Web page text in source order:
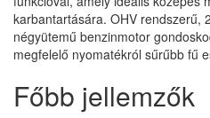
karbantartására. OHV rendszerű,
négyütemű benzinmotor
megfelelő nyomatékról sűrűbb fű
Főbb jellemzők